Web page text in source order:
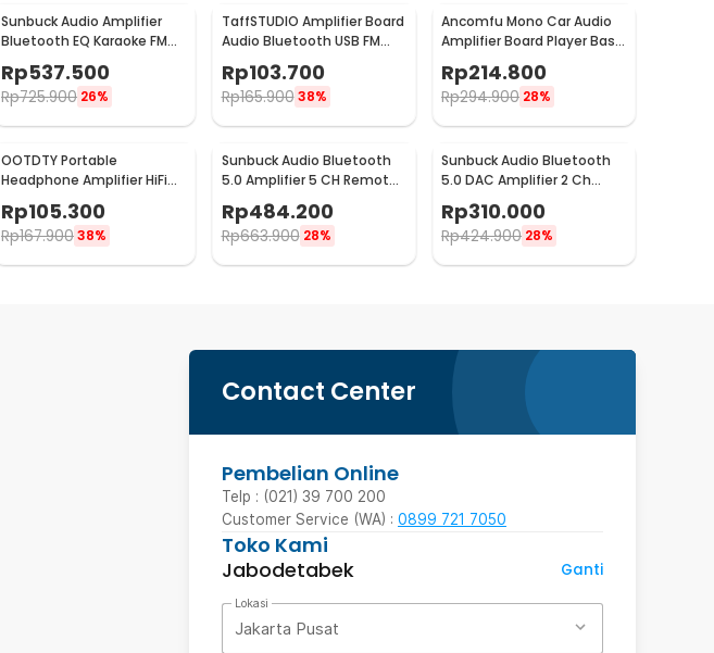
Sunbuck Audio Amplifier
Bluetooth EQ Karaoke FM
Radio 2000W - AS-336BU
Rp537.500
Rp725.900 26%
TaffSTUDIO Amplifier Board
Audio Bluetooth USB FM
Subwoofer DIY 400W -
D10OK
Rp103.700
Rp165.900 38%
Ancomfu Mono Car Audio
Amplifier Board Player Bass
Subwoofer 12V 600W - FK-
206
Rp214.800
Rp294.900 28%
OOTDTY Portable
Headphone Amplifier HiFi
16-300 Ohm - D3CS
Rp105.300
Rp167.90038%
Sunbuck Audio Bluetooth
5.0 Amplifier 5 CH Remote
2000W - AV-298BT
Rp484.200
Rp663.900 28%
Sunbuck Audio Bluetooth
5.0 DAC Amplifier 2 Ch
Remote 2000W - AV-
660BT
Rp310.000
Rp424.900 28%
Contact Center
Pembelian Online
Telp : (021) 39 700 200
Customer Service (WA) : 0899 721 7050
Toko Kami
Jabodetabek
Ganti
Lokasi
Jakarta Pusat